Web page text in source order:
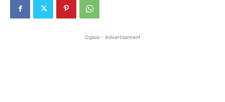
Oglasi - Advertisement